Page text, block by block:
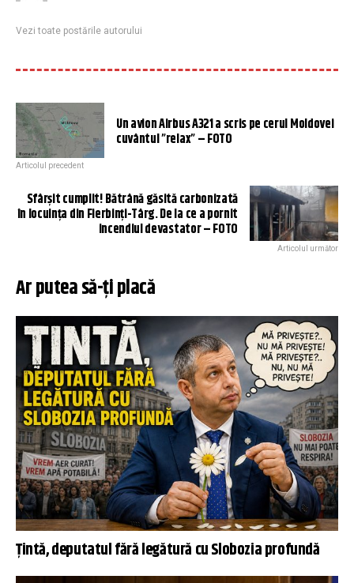
Vezi toate postările autorului
Un avion Airbus A321 a scris pe cerul Moldovei
cuvântul ”relax” – FOTO
Articolul precedent
Sfârşit cumplit! Bătrână găsită carbonizată
în locuinţa din Fierbinți-Târg. De la ce a pornit
incendiul devastator – FOTO
Articolul următor
Ar putea să-ți placă
Țintă, deputatul fără legătură cu Slobozia profundă